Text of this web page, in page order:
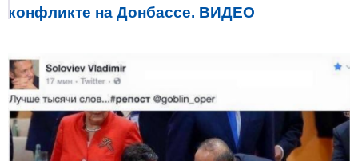
конфликте на Донбассе. ВИДЕО